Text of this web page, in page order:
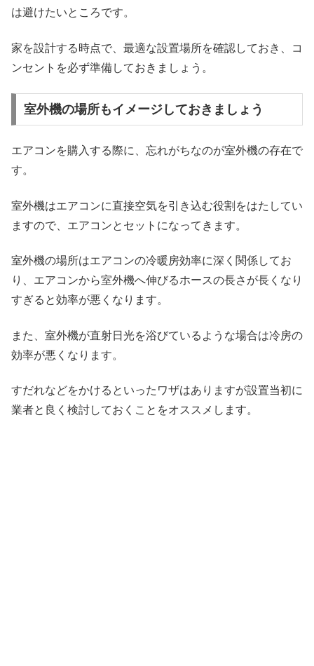
は避けたいところです。
家を設計する時点で、最適な設置場所を確認しておき、コ
ンセントを必ず準備しておきましょう。
室外機の場所もイメージしておきましょう
エアコンを購入する際に、忘れがちなのが室外機の存在で
す。
室外機はエアコンに直接空気を引き込む役割をはたしてい
ますので、エアコンとセットになってきます。
室外機の場所はエアコンの冷暖房効率に深く関係してお
り、エアコンから室外機へ伸びるホースの長さが長くなり
すぎると効率が悪くなります。
また、室外機が直射日光を浴びているような場合は冷房の
効率が悪くなります。
すだれなどをかけるといったワザはありますが設置当初に
業者と良く検討しておくことをオススメします。